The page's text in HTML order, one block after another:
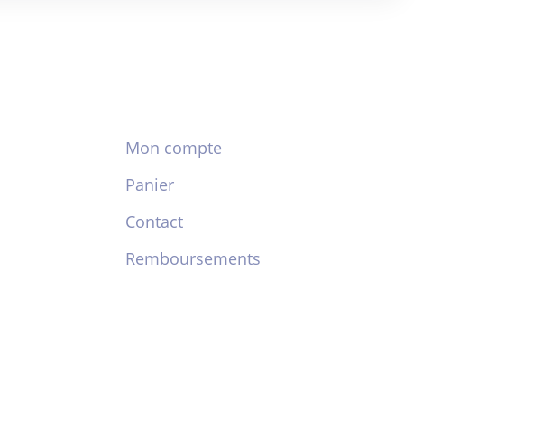
Mon compte
Panier
Contact
Remboursements